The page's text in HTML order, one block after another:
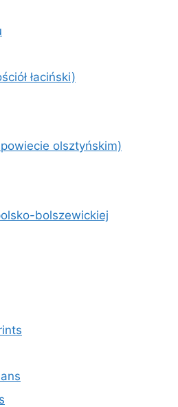
łaciński)
olsztyńskim)
bolszewickiej